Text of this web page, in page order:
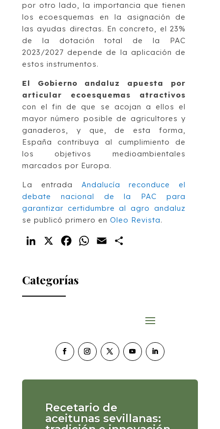
por otro lado, la importancia que tienen
los ecoesquemas en la asignación de
las ayudas directas. En concreto, el 23%
de la dotación total de la PAC
2023/2027 depende de la aplicación de
estos instrumentos.
El Gobierno andaluz apuesta por
articular ecoesquemas atractivos
con el fin de que se acojan a ellos el
mayor número posible de agricultores y
ganaderos, y que, de esta forma,
España contribuya al cumplimiento de
los objetivos medioambientales
marcados por Europa.
La entrada Andalucía reconduce el
debate nacional de la PAC para
garantizar certidumbre al agro andaluz
se publicó primero en Oleo Revista.
LinkedIn FacebookWhatsApp
Email
Categorías
Recetario de
aceitunas sevillanas: